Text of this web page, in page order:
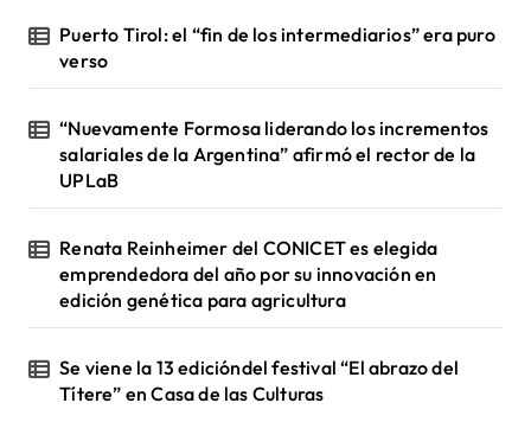
Puerto Tirol: el “fin de los intermediarios” era puro
verso
“Nuevamente Formosa liderando los incrementos
salariales de la Argentina” afirmó el rector de la
UPLaB
Renata Reinheimer del CONICET es elegida
emprendedora del año por su innovación en
edición genética para agricultura
Se viene la 13 edicióndel festival “El abrazo del
Títere” en Casa de las Culturas